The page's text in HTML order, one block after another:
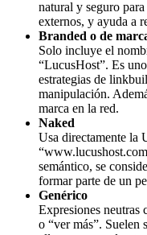
natural y seguro
externos, y ayuda a
Branded o de
Solo incluye el
“LucusHost”. Es
estrategias de
manipulación.
marca en la red.
Naked
Usa directamente la
“
semántico, se
formar parte de un
Genérico
Expresiones neutras
o “ver más”. Suelen